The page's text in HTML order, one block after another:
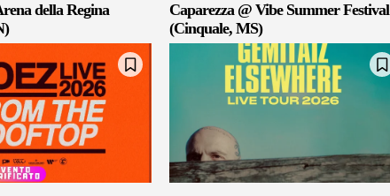
della Regina
Caparezza @ Vibe Summer Festival
(Cinquale, MS)